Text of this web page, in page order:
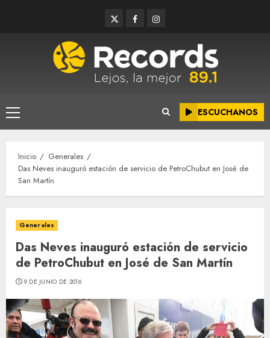
TwitterFacebookInstagram
Menú
principal
ESCUCHANOS
Inicio
Generales
Das Neves inauguró estación de servicio de PetroChubut en José de
San Martín
Generales
Das Neves inauguró estación de servicio
de PetroChubut en José de San Martín
9 DE JUNIO DE 2016